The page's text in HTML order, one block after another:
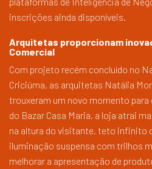
inscrições ainda disponíveis.
Arquitetas proporcionam
Comercial
Com projeto recém concluído no
Criciúma, as arquitetas Natália
trouxeram um novo momento para
do Bazar Casa Maria, a loja atrai
na altura do visitante, teto infinito
iluminação suspensa com trilhos
melhorar a apresentação de